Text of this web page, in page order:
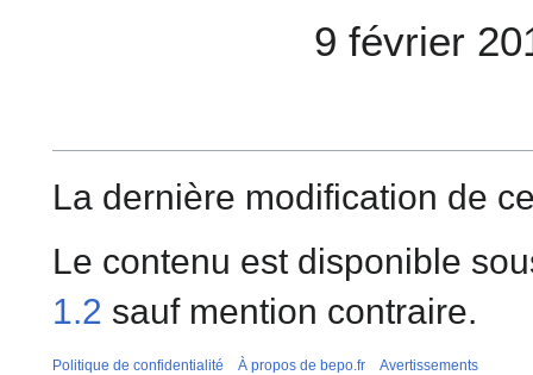
9 février
La dernière modification de
Le contenu est disponible
1.2 sauf mention contraire.
Politique de confidentialité À propos de bepo.fr Avertissements